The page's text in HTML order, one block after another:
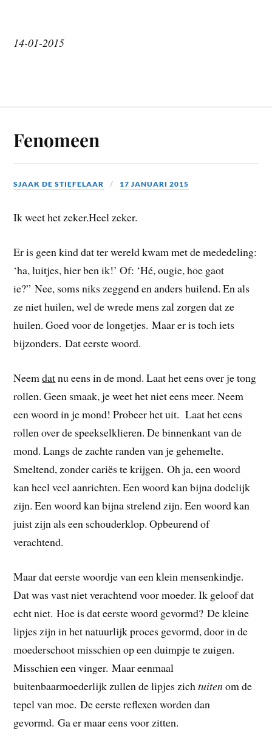
14-01-2015
Fenomeen
SJAAK DE STIEFELAAR 17 JANUARI 2015
Ik weet het zeker.Heel zeker.
Er is geen kind dat ter wereld kwam met de mededeling:
‘ha, luitjes, hier ben ik!’ Of: ‘Hé, ougie, hoe gaot
ie?” Nee, soms niks zeggend en anders huilend. En als
ze niet huilen, wel de wrede mens zal zorgen dat ze
huilen. Goed voor de longetjes. Maar er is toch iets
bijzonders. Dat eerste woord.
Neemdatnu eens in de mond. Laat het eens over je tong
rollen. Geen smaak, je weet het niet eens meer. Neem
een woord in je mond! Probeer het uit. Laat het eens
rollen over de speekselklieren. De binnenkant van de
mond. Langs de zachte randen van je gehemelte.
Smeltend, zonder cariës te krijgen. Oh ja, een woord
kan heel veel aanrichten. Een woord kan bijna dodelijk
zijn. Een woord kan bijna strelend zijn. Een woord kan
juist zijn als een schouderklop. Opbeurend of
verachtend.
Maar dat eerste woordje van een klein mensenkindje.
Dat was vast niet verachtend voor moeder. Ik geloof dat
echt niet. Hoe is dat eerste woord gevormd? De kleine
lipjes zijn in het natuurlijk proces gevormd, door in de
moederschoot misschien op een duimpje te zuigen.
Misschien een vinger. Maar eenmaal
buitenbaarmoederlijk zullen de lipjes zichtuitenom de
tepel van moe. De eerste reflexen worden dan
gevormd. Ga er maar eens voor zitten.